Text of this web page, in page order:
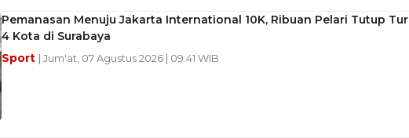
Pemanasan Menuju Jakarta International 10K, Ribuan Pelari Tutup Tur
4 Kota di Surabaya
Sport | Jum'at, 07 Agustus 2026 | 09:41 WIB